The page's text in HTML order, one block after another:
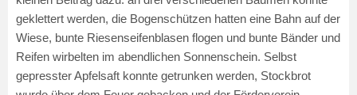
geklettert werden, die Bogenschützen hatten eine Bahn auf der
Wiese, bunte Riesenseifenblasen flogen und bunte Bänder und
Reifen wirbelten im abendlichen Sonnenschein. Selbst
gepresster Apfelsaft konnte getrunken werden, Stockbrot